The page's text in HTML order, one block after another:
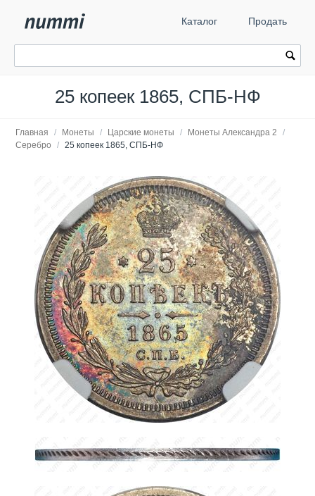
Каталог Продать
25 копеек 1865, СПБ-НФ
Главная / Монеты / Царские монеты / Монеты Александра 2
/
Серебро
/ 25 копеек 1865, СПБ-НФ